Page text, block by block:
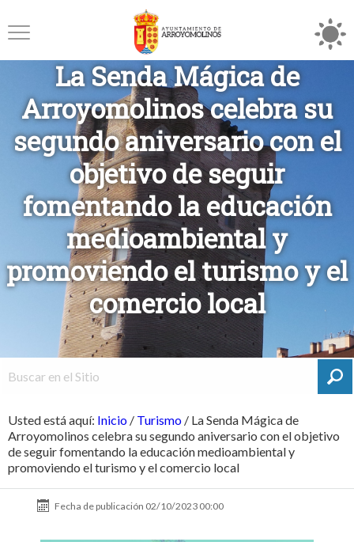
La Senda Mágica de
Arroyomolinos celebra su
segundo aniversario con el
objetivo de seguir
fomentando la educación
medioambiental y
promoviendo el turismo y el
comercio local
Usted está aquí: Inicio / Turismo / La Senda Mágica de
Arroyomolinos celebra su segundo aniversario con el objetivo
de seguir fomentando la educación medioambiental y
promoviendo el turismo y el comercio local
Fecha de publicación 02/10/2023 00:00